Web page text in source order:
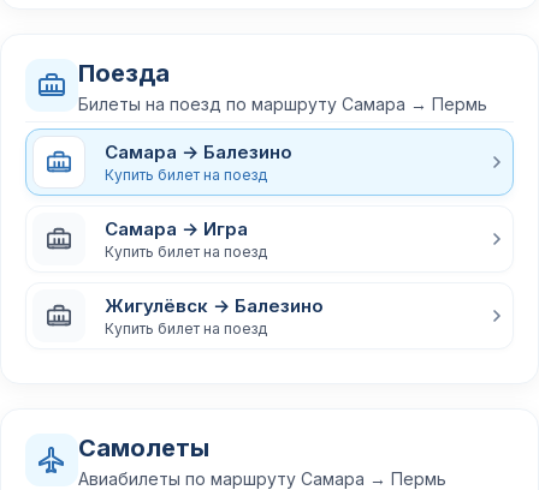
Поезда
Билеты на поезд по маршруту Самара → Пермь
Самара → Балезино
Купить билет на поезд
Самара → Игра
Купить билет на поезд
Жигулёвск → Балезино
Купить билет на поезд
Самолеты
Авиабилеты по маршруту Самара → Пермь